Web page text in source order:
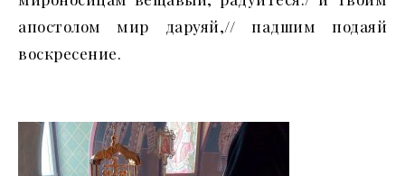
апостолом мир даруяй,// падшим подаяй
воскресение.